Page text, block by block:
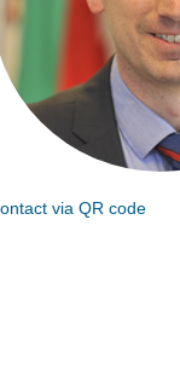
via QR code